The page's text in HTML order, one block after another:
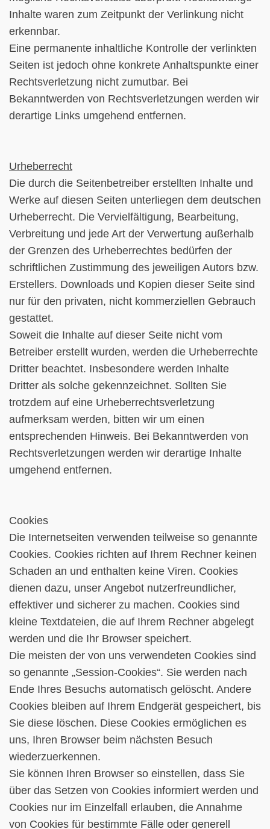
Inhalte waren zum Zeitpunkt der Verlinkung nicht
erkennbar.
Eine permanente inhaltliche Kontrolle der verlinkten
Seiten ist jedoch ohne konkrete Anhaltspunkte einer
Rechtsverletzung nicht zumutbar. Bei
Bekanntwerden von Rechtsverletzungen werden wir
derartige Links umgehend entfernen.
Urheberrecht
Die durch die Seitenbetreiber erstellten Inhalte und
Werke auf diesen Seiten unterliegen dem deutschen
Urheberrecht. Die Vervielfältigung, Bearbeitung,
Verbreitung und jede Art der Verwertung außerhalb
der Grenzen des Urheberrechtes bedürfen der
schriftlichen Zustimmung des jeweiligen Autors bzw.
Erstellers. Downloads und Kopien dieser Seite sind
nur für den privaten, nicht kommerziellen Gebrauch
gestattet.
Soweit die Inhalte auf dieser Seite nicht vom
Betreiber erstellt wurden, werden die Urheberrechte
Dritter beachtet. Insbesondere werden Inhalte
Dritter als solche gekennzeichnet. Sollten Sie
trotzdem auf eine Urheberrechtsverletzung
aufmerksam werden, bitten wir um einen
entsprechenden Hinweis. Bei Bekanntwerden von
Rechtsverletzungen werden wir derartige Inhalte
umgehend entfernen.
Cookies
Die Internetseiten verwenden teilweise so genannte
Cookies. Cookies richten auf Ihrem Rechner keinen
Schaden an und enthalten keine Viren. Cookies
dienen dazu, unser Angebot nutzerfreundlicher,
effektiver und sicherer zu machen. Cookies sind
kleine Textdateien, die auf Ihrem Rechner abgelegt
werden und die Ihr Browser speichert.
Die meisten der von uns verwendeten Cookies sind
so genannte „Session-Cookies“. Sie werden nach
Ende Ihres Besuchs automatisch gelöscht. Andere
Cookies bleiben auf Ihrem Endgerät gespeichert, bis
Sie diese löschen. Diese Cookies ermöglichen es
uns, Ihren Browser beim nächsten Besuch
wiederzuerkennen.
Sie können Ihren Browser so einstellen, dass Sie
über das Setzen von Cookies informiert werden und
Cookies nur im Einzelfall erlauben, die Annahme
von Cookies für bestimmte Fälle oder generell